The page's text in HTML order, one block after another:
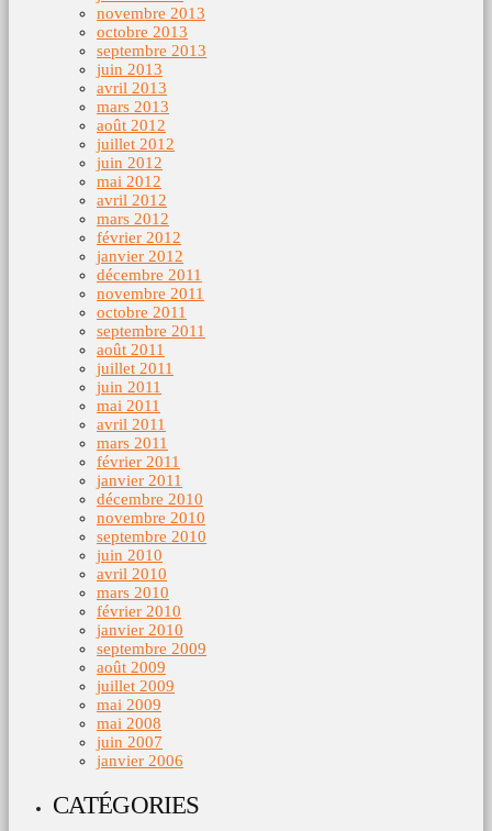
novembre 2013
octobre 2013
septembre 2013
juin 2013
avril 2013
mars 2013
août 2012
juillet 2012
juin 2012
mai 2012
avril 2012
mars 2012
février 2012
janvier 2012
décembre 2011
novembre 2011
octobre 2011
septembre 2011
août 2011
juillet 2011
juin 2011
mai 2011
avril 2011
mars 2011
février 2011
janvier 2011
décembre 2010
novembre 2010
septembre 2010
juin 2010
avril 2010
mars 2010
février 2010
janvier 2010
septembre 2009
août 2009
juillet 2009
mai 2009
mai 2008
juin 2007
janvier 2006
CATÉGORIES